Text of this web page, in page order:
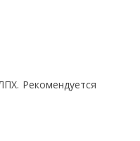
Рекомендуется